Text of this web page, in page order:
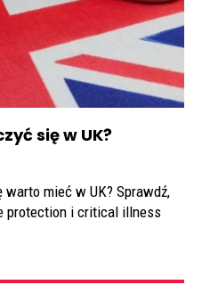
się w UK?
mieć w UK? Sprawdź,
protection i critical illness